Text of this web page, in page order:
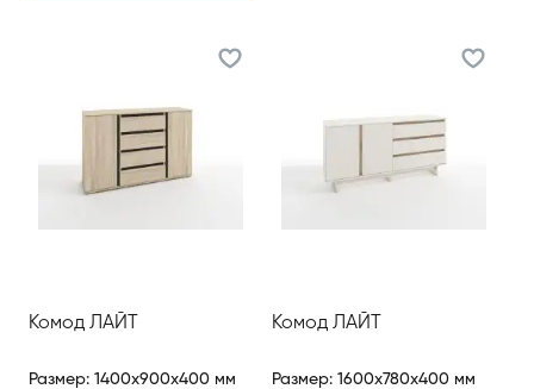
Комод ЛАЙТ
Размер: 1400x900x400 мм
Комод ЛАЙТ
Размер: 1600x780x400 мм